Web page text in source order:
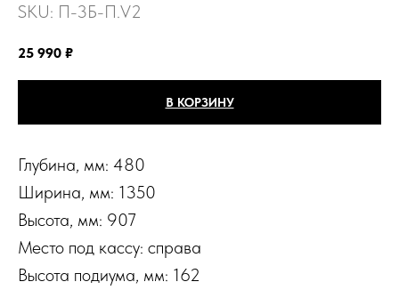
SKU: П-3Б-П.V2
25 990 ₽
В КОРЗИНУ
Глубина, мм: 480
Ширина, мм: 1350
Высота, мм: 907
Место под кассу: справа
Высота подиума, мм: 162